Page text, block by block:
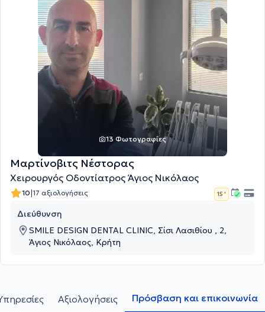
13 Φωτογραφίες
Μαρτίνοβιτς Νέστορας
Χειρουργός Οδοντίατρος Άγιος Νικόλαος
10|17 αξιολογήσεις 15 '
Διεύθυνση
SMILE DESIGN DENTAL CLINIC, Σίσι Λασιθίου , 2,
Άγιος Νικόλαος, Κρήτη
Αξιολογήσεις Πρόσβαση και επικοινωνία